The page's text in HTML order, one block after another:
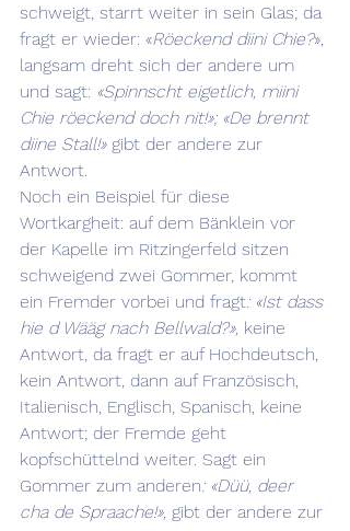
schweigt, starrt weiter in sein Glas; da
fragt er wieder: «Röeckend diini Chie?»,
langsam dreht sich der andere um
und sagt: «Spinnscht eigetlich, miini
Chie röeckend doch nit!»; «De brennt
diine Stall!» gibt der andere zur
Antwort.
Noch ein Beispiel für diese
Wortkargheit: auf dem Bänklein vor
der Kapelle im Ritzingerfeld sitzen
schweigend zwei Gommer, kommt
ein Fremder vorbei und fragt: «Ist dass
hie d Wääg nach Bellwald?», keine
Antwort, da fragt er auf Hochdeutsch,
kein Antwort, dann auf Französisch,
Italienisch, Englisch, Spanisch, keine
Antwort; der Fremde geht
kopfschüttelnd weiter. Sagt ein
Gommer zum anderen: «Düü, deer
cha de Spraache!», gibt der andere zur